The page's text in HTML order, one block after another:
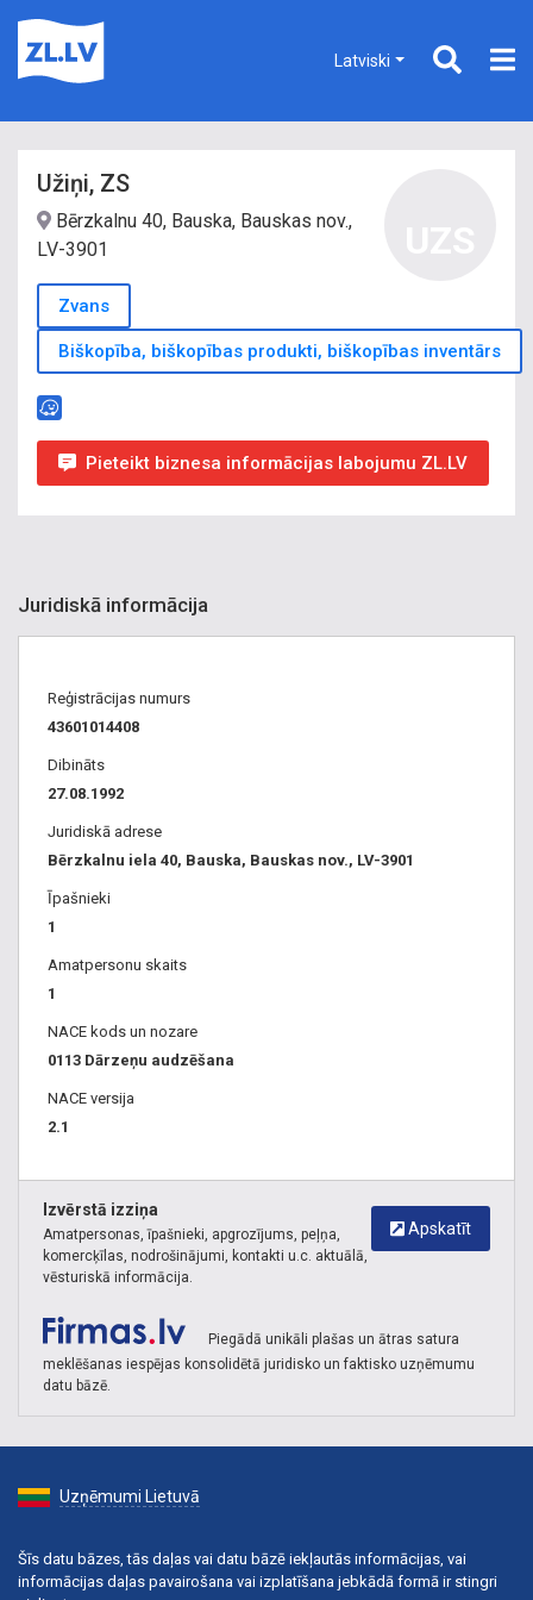
Latviski
Užiņi, ZS
Bērzkalnu 40, Bauska, Bauskas nov.,
LV-3901
Zvans
Biškopība, biškopības produkti, biškopības inventārs
Pieteikt biznesa informācijas labojumu ZL.LV
Juridiskā informācija
Reģistrācijas numurs
43601014408
Dibināts
27.08.1992
Juridiskā adrese
Bērzkalnu iela 40, Bauska, Bauskas nov., LV-3901
Īpašnieki
1
Amatpersonu skaits
1
NACE kods un nozare
0113 Dārzeņu audzēšana
NACE versija
2.1
Apskatīt
Izvērstā izziņa
Amatpersonas, īpašnieki, apgrozījums, peļņa,
komercķīlas, nodrošinājumi, kontakti u.c. aktuālā,
vēsturiskā informācija.
Piegādā unikāli plašas un ātras satura
meklēšanas iespējas konsolidētā juridisko un faktisko uzņēmumu
datu bāzē.
Uzņēmumi Lietuvā
Šīs datu bāzes, tās daļas vai datu bāzē iekļautās informācijas, vai
informācijas daļas pavairošana vai izplatīšana jebkādā formā ir stingri